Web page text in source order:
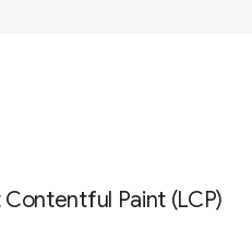
Paint (LCP)